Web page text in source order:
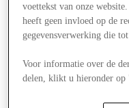
Aanbiedingen
voettekst van onze
heeft geen invloed op de
gegevensverwerking die
Voor informatie over de
delen, klikt u hieronder op